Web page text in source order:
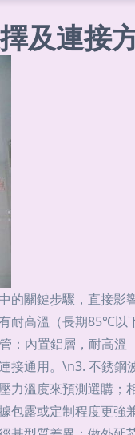
及連接
的關鍵步驟，直接
耐高溫（長期85℃
：內置鋁層，耐高
接通用。\n3. 不銹
力溫度來預測選購
包露或定制程度更